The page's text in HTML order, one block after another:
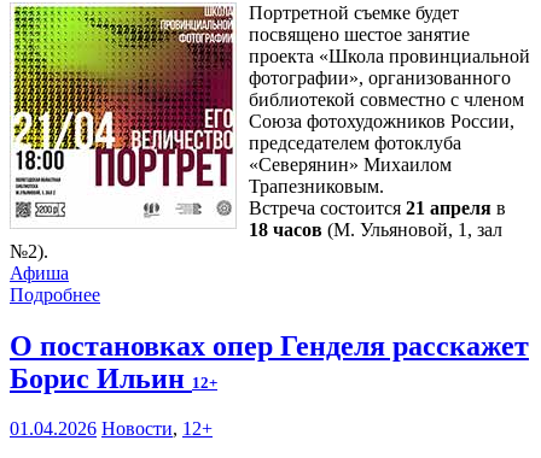
Портретной съемке будет
посвящено шестое занятие
проекта «Школа провинциальной
фотографии», организованного
библиотекой совместно с членом
Союза фотохудожников России,
председателем фотоклуба
«Северянин» Михаилом
Трапезниковым.
Встреча состоится 21 апреля в
18 часов (М. Ульяновой, 1, зал
№2).
Афиша
Подробнее
О постановках опер Генделя расскажет
Борис Ильин 12+
01.04.2026 Новости, 12+